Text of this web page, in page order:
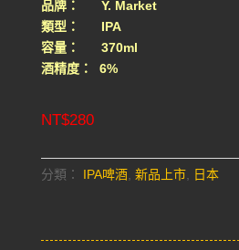
品牌： Y. Market
類型： IPA
容量： 370ml
酒精度： 6%
NT$280
分類： IPA啤酒, 新品上市, 日本